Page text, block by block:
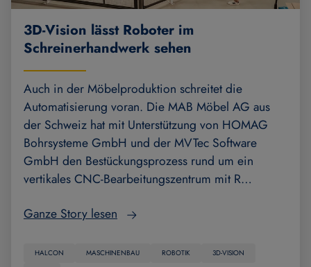
3D-Vision lässt Roboter im
Schreinerhandwerk sehen
Auch in der Möbelproduktion schreitet die
Automatisierung voran. Die MAB Möbel AG aus
der Schweiz hat mit Unterstützung von HOMAG
Bohrsysteme GmbH und der MVTec Software
GmbH den Bestückungsprozess rund um ein
vertikales CNC-Bearbeitungszentrum mit R…
Ganze Story lesen
HALCON MASCHINENBAU ROBOTIK 3D-VISION